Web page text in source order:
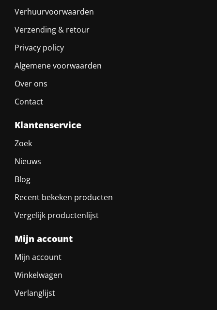
Verhuurvoorwaarden
Verzending & retour
Privacy policy
Algemene voorwaarden
Over ons
Contact
Klantenservice
Zoek
Nieuws
Blog
Recent bekeken producten
Vergelijk productenlijst
Mijn account
Mijn account
Winkelwagen
Verlanglijst